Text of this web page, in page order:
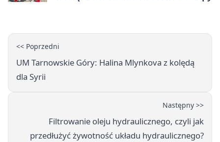
<< Poprzedni
UM Tarnowskie Góry: Halina Mlynkova z kolędą
dla Syrii
Następny >>
Filtrowanie oleju hydraulicznego, czyli jak
przedłużyć żywotność układu hydraulicznego?